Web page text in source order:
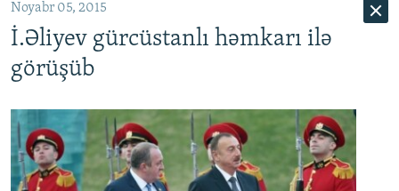
qayıt
Axtarışa
#ƏSLINDƏ
FƏRQƏ BAX
QANUNI DOĞRU
MULTIMEDIA
VIDEO
RADIO ARXIV
Noyabr 05, 2015
İ.Əliyev gürcüstanlı həmkarı ilə
görüşüb